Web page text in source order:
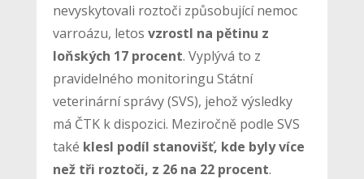
nevyskytovali roztoči způsobující nemoc
varroázu, letos vzrostl na pětinu z
loňských 17 procent. Vyplývá to z
pravidelného monitoringu Státní
veterinární správy (SVS), jehož výsledky
má ČTK k dispozici. Meziročně podle SVS
také klesl podíl stanovišť, kde byly více
než tři roztoči, z 26 na 22 procent.